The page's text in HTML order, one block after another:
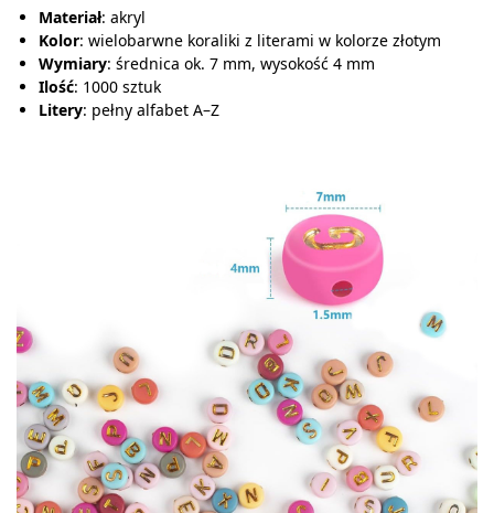
Materiał: akryl
Kolor: wielobarwne koraliki z literami w kolorze złotym
Wymiary: średnica ok. 7 mm, wysokość 4 mm
Ilość: 1000 sztuk
Litery: pełny alfabet A–Z